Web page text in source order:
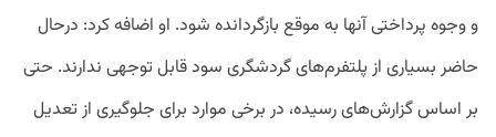
و وجوه پرداختی آنها به موقع بازگردانده شود. او اضافه کرد: درحال
حاضر بسیاری از پلتفرم‌های گردشگری سود قابل توجهی ندارند. حتی
بر اساس گزارش‌های رسیده، در برخی موارد برای جلوگیری از تعدیل